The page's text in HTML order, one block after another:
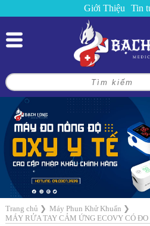
Giới Thiệu Tin
Trang chủ ❯ Máy Phun Khử Khuẩn ❯
MÁY RỬA TAY CẢM ỨNG ECOVY CÓ ĐO